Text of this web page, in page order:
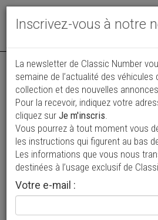
Vos annonces
plus de 4 millions de
Ajouter une
> Rechercher un véhicule
Inscrivez-vous à notre
La newsletter de Classic Number
semaine de l’actualité des véhicules
collection et des nouvelles
Pour la recevoir, indiquez votre
cliquez sur Je m'inscris.
Vous pourrez à tout moment vous
les instructions qui figurent au bas
Les informations que vous nous
destinées à l’usage exclusif de
Votre e-mail :